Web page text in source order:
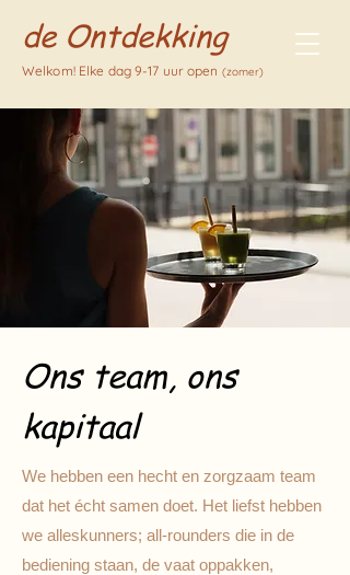
de Ontdekking
Welkom! Elke dag 9-17 uur open (zomer)
Ons team, ons
kapitaal
We hebben een hecht en zorgzaam team
dat het écht samen doet. Het liefst hebben
we alleskunners; all-rounders die in de
bediening staan, de vaat oppakken,